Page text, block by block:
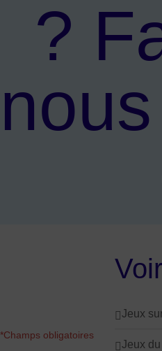
?
*Champs obligatoires
Jeux
Jeux